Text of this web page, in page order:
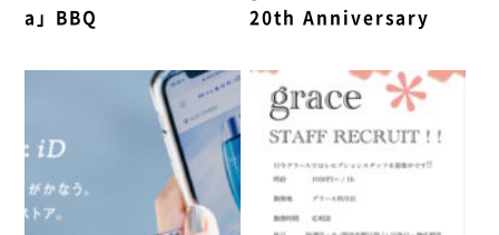
a」BBQ
20th Anniversary